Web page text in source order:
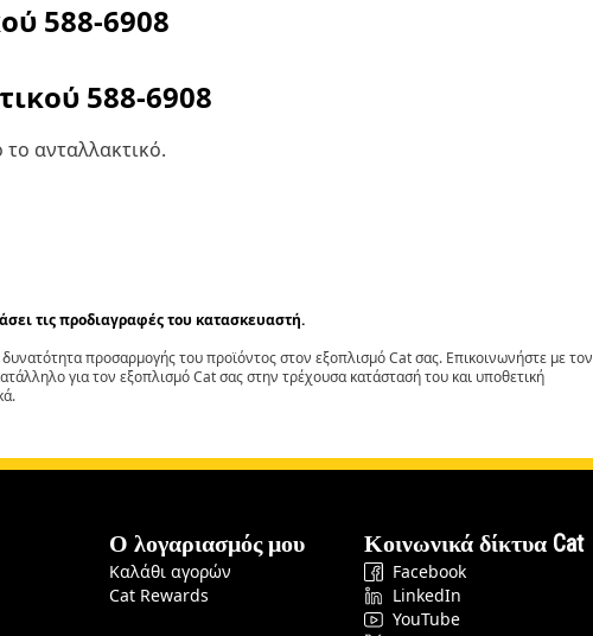
588-6908
588-6908
ανταλλακτικό.
τις προδιαγραφές του κατασκευαστή.
προσαρμογής του προϊόντος στον εξοπλισμό Cat σας. Επικοινωνήστε με τον
για τον εξοπλισμό Cat σας στην τρέχουσα κατάστασή του και υποθετική
Ο λογαριασμός μου
Καλάθι αγορών
Cat Rewards
Κοινωνικά δίκτυα Cat
Facebook
LinkedIn
YouTube